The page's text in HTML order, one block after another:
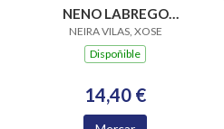
NENO LABREGO
(B.N.VILAS)
NEIRA VILAS, XOSE
Dispoñible
14,40 €